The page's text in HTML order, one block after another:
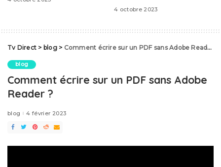
4 octobre 2023
Tv Direct > blog> Comment écrire sur un PDF sans Adobe Reader ?
blog
Comment écrire sur un PDF sans Adobe
Reader ?
blog 4 février 2023